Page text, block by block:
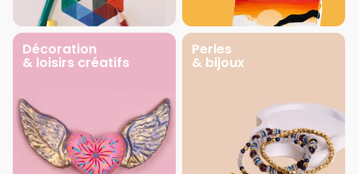
Décoration
& loisirs créatifs
Perles
& bijoux